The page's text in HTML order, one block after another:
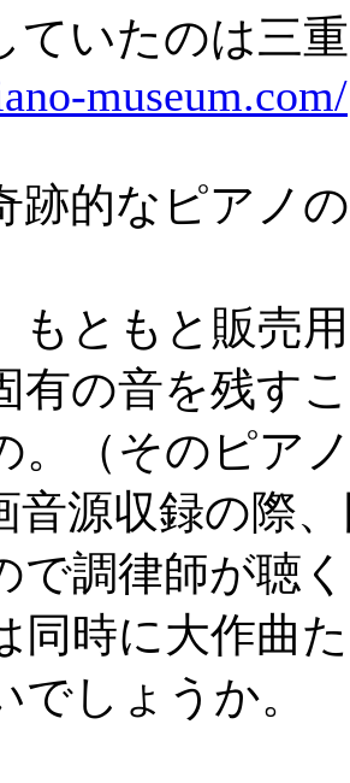
いたのは三
museum.com/
的なピアノ
ともと販売
有の音を残す
。（そのピア
音源収録の際
調律師が聴
同時に大作曲
でしょうか。